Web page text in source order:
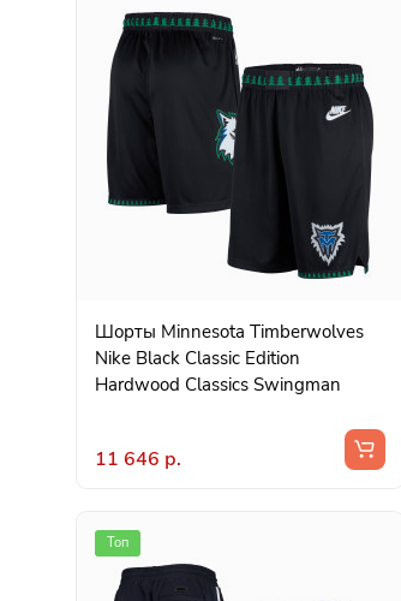
Шорты Minnesota Timberwolves
Nike Black Classic Edition
Hardwood Classics Swingman
11 646 р.
Топ